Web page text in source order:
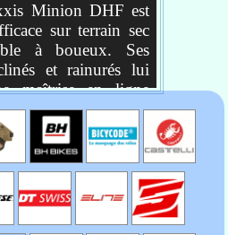
Minion DHF est
sur terrain sec
à boueux. Ses
et rainurés lui
maîtrise en ligne
précise en
du terrain, il est
un pneu DHF à
ou bien à
avec un pneu
. Il est équipé de
(faible résistance au